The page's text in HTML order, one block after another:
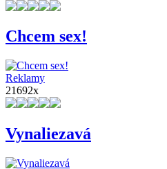
Chcem sex!
Reklamy
21692x
Vynaliezavá